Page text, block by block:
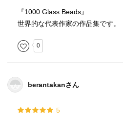
『1000 Glass Beads』
世界的な代表作家の作品集です。
0
berantakanさん
5